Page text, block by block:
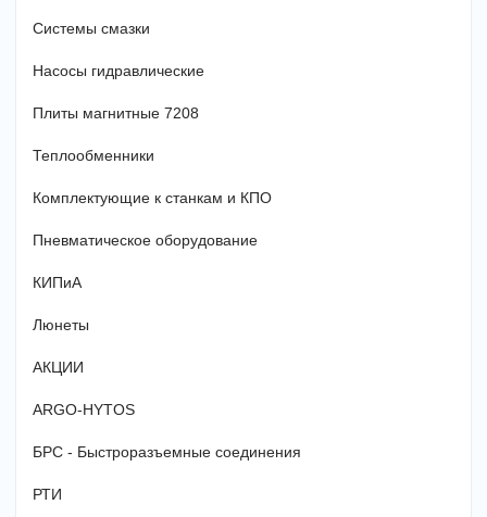
Системы смазки
Насосы гидравлические
Плиты магнитные 7208
Теплообменники
Комплектующие к станкам и КПО
Пневматическое оборудование
КИПиА
Люнеты
АКЦИИ
ARGO-HYTOS
БРС - Быстроразъемные соединения
РТИ